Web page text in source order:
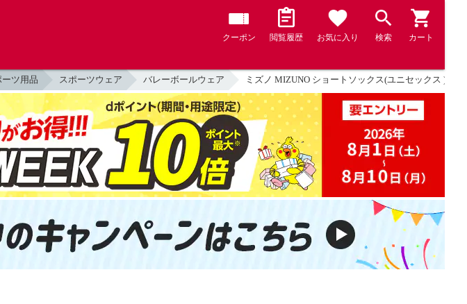
クーポン 閲覧履歴 お気に入り 検索 カート
ーツ用品 スポーツウェア バレーボールウェア ミズノ MIZUNO ショートソックス(ユニセックス ) バ